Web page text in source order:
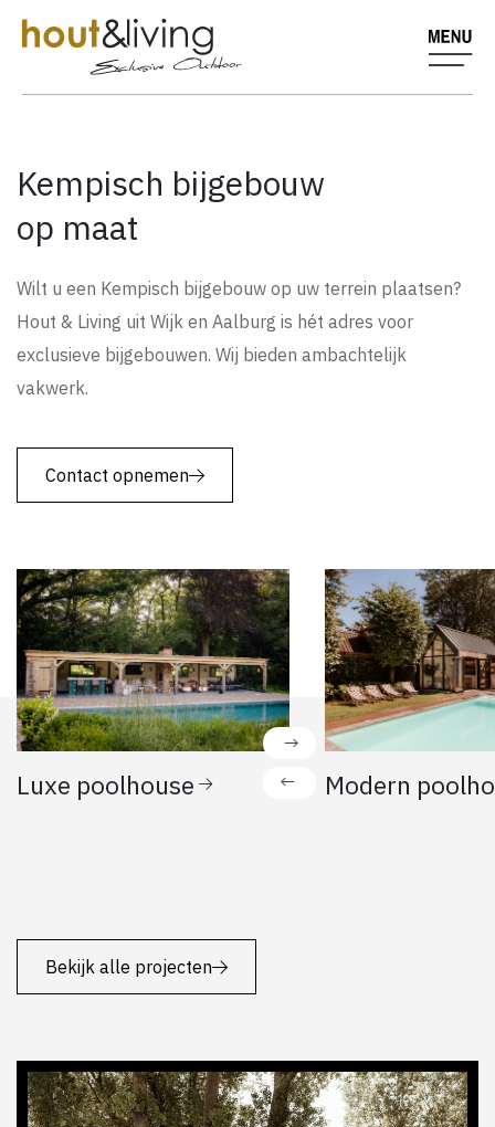
Kempisch bijgebouw
op maat
Wilt u een Kempisch bijgebouw op uw terrein plaatsen?
Hout & Living uit Wijk en Aalburg is hét adres voor
exclusieve bijgebouwen. Wij bieden ambachtelijk
vakwerk.
Contact opnemen
Luxe poolhouse Modern
Bekijk alle projecten